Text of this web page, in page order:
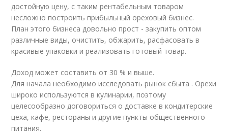
достойную цену, с таким рентабельным товаром
несложно построить прибыльный ореховый бизнес.
План этого бизнеса довольно прост - закупить оптом
различные виды, очистить, обжарить, расфасовать в
красивые упаковки и реализовать готовый товар.
Доход может составить от 30 % и выше.
Для начала необходимо исследовать рынок сбыта . Орехи
широко используются в кулинарии, поэтому
целесообразно договориться о доставке в кондитерские
цеха, кафе, рестораны и другие пункты общественного
питания.